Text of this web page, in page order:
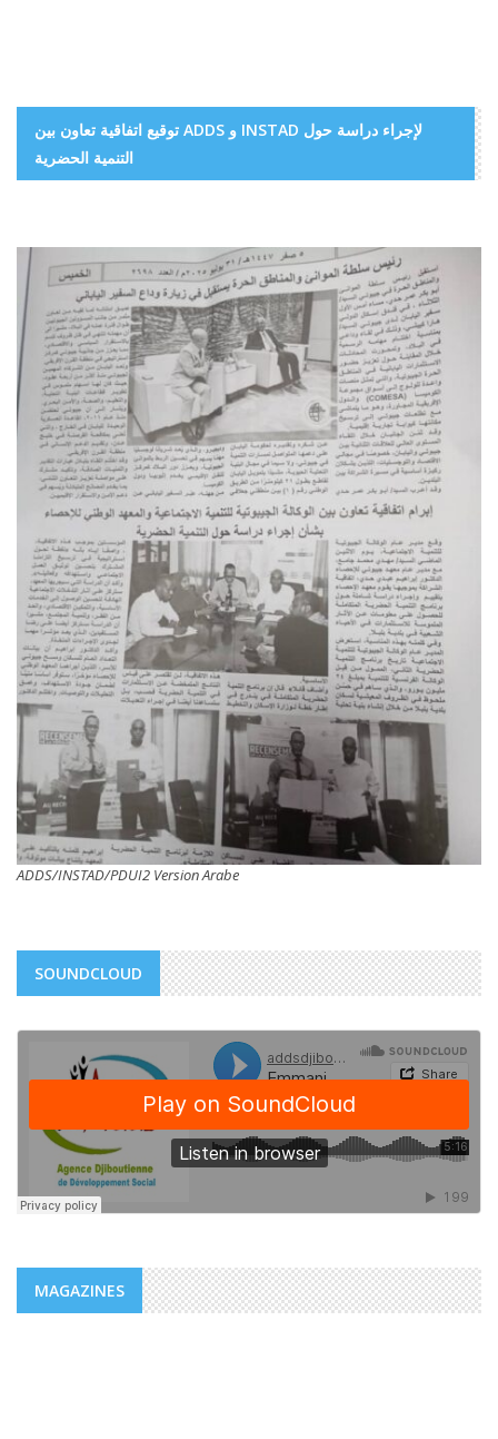
توقيع اتفاقية تعاون بين ADDS و INSTAD لإجراء دراسة حول
التنمية الحضرية
ADDS/INSTAD/PDUI2 Version Arabe
SOUNDCLOUD
MAGAZINES